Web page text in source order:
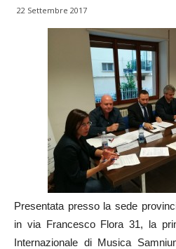
22 Settembre 2017
Presentata presso la sede
in via Francesco Flora 31, la
Internazionale di Musica